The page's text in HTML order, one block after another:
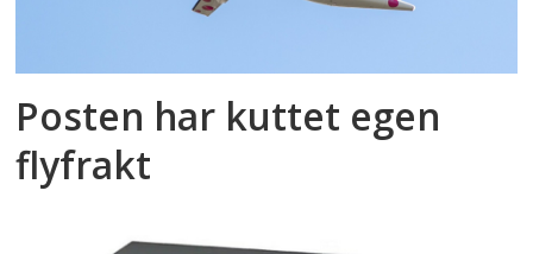
Posten har kuttet egen
flyfrakt